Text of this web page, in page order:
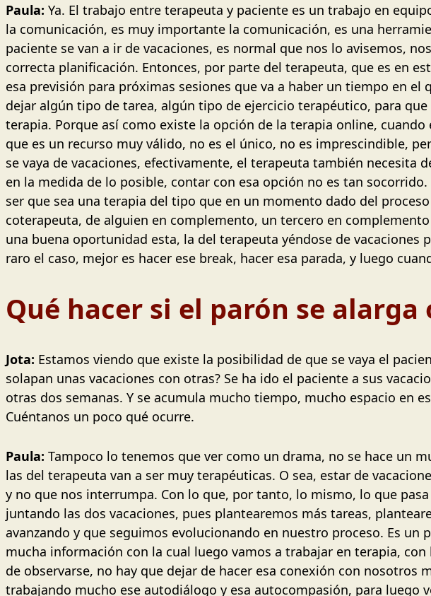
Paula: Ya. El trabajo entre terapeuta y paciente es un trabajo en
la comunicación, es muy importante la comunicación, es una
paciente se van a ir de vacaciones, es normal que nos lo avisemos,
correcta planificación. Entonces, por parte del terapeuta, que es en
esa previsión para próximas sesiones que va a haber un tiempo en
dejar algún tipo de tarea, algún tipo de ejercicio terapéutico, para
terapia. Porque así como existe la opción de la terapia online,
que es un recurso muy válido, no es el único, no es imprescindible,
se vaya de vacaciones, efectivamente, el terapeuta también necesita
en la medida de lo posible, contar con esa opción no es tan
ser que sea una terapia del tipo que en un momento dado del
coterapeuta, de alguien en complemento, un tercero en
una buena oportunidad esta, la del terapeuta yéndose de
raro el caso, mejor es hacer ese break, hacer esa parada, y luego
Qué hacer si el parón se
Jota: Estamos viendo que existe la posibilidad de que se vaya el
solapan unas vacaciones con otras? Se ha ido el paciente a sus
otras dos semanas. Y se acumula mucho tiempo, mucho espacio en
Cuéntanos un poco qué ocurre.
Paula: Tampoco lo tenemos que ver como un drama, no se hace un
las del terapeuta van a ser muy terapéuticas. O sea, estar de
y no que nos interrumpa. Con lo que, por tanto, lo mismo, lo que
juntando las dos vacaciones, pues plantearemos más tareas,
avanzando y que seguimos evolucionando en nuestro proceso. Es un
mucha información con la cual luego vamos a trabajar en terapia,
de observarse, no hay que dejar de hacer esa conexión con nosotros
trabajando mucho ese autodiálogo y esa autocompasión, para luego